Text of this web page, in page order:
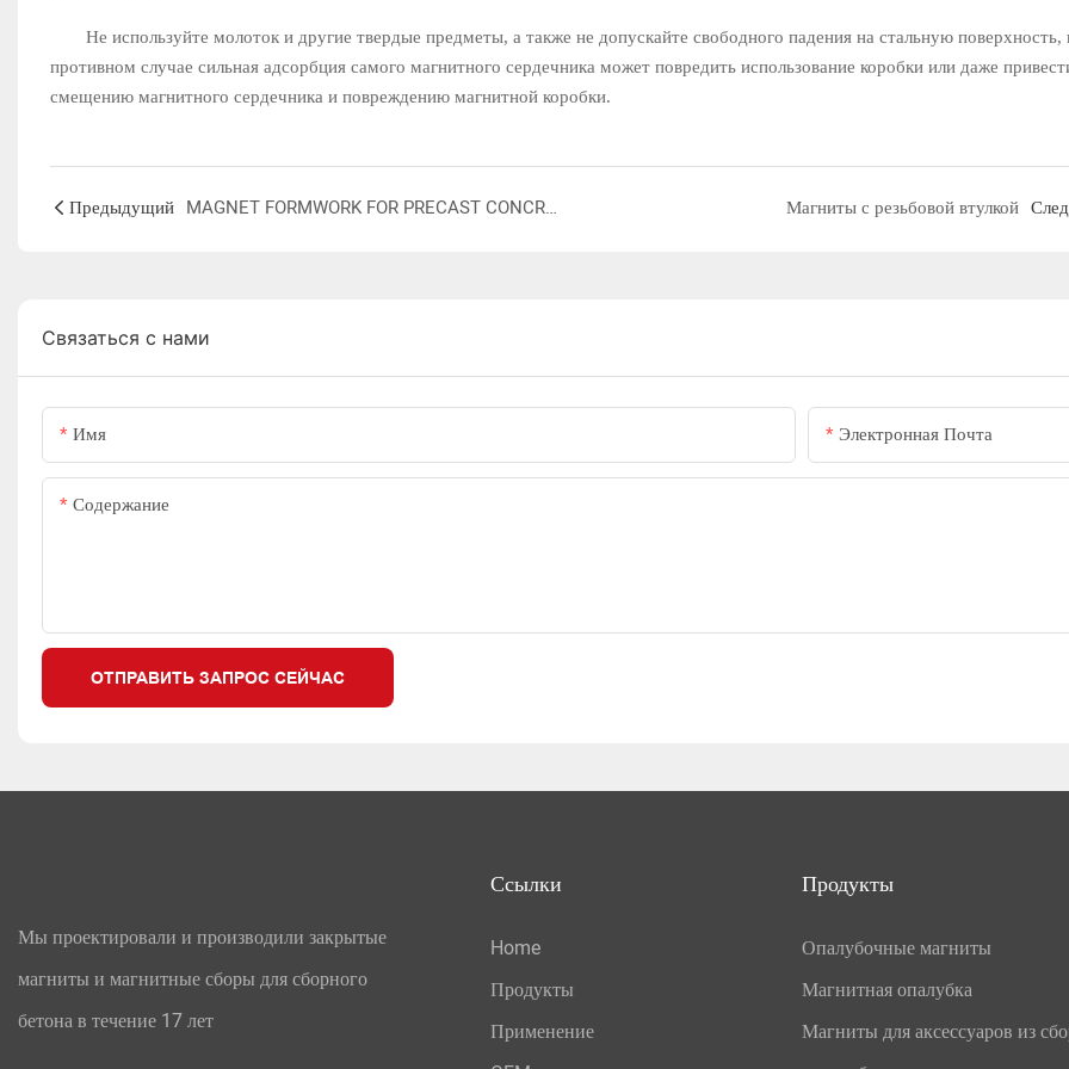
Не используйте молоток и другие твердые предметы, а также не допускайте свободного падения на стальную поверхность,
противном случае сильная адсорбция самого магнитного сердечника может повредить использование коробки или даже
смещению магнитного сердечника и повреждению магнитной коробки.
Предыдущий MAGNET FORMWORK FOR PRECAST CONCRETE Магниты с резьбовой втулкой
Связаться с нами
Имя Электронная Почта
Содержание
ОТПРАВИТЬ ЗАПРОС СЕЙЧАС
Мы проектировали и производили закрытые
магниты и магнитные сборы для сборного
бетона в течение 17 лет
Ссылки
Home
Продукты
Применение
Продукты
Опалубочные магниты
Магнитная опалубка
Магниты для аксессуаров из